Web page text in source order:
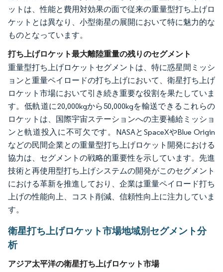
ットは、性能と費用対効果の面で従来の重量型打ち上げロ
ケットとは異なり、小型衛星の展開において特に魅力的な
ものとなっています。
打ち上げロケット最大離陸重量の残りのセグメント
重量型打ち上げロケットセグメントは、特に惑星間ミッシ
ョンと重量ペイロードの打ち上げにおいて、衛星打ち上げ
ロケット市場において引き続き重要な役割を果たしていま
す。低軌道に20,000kgから50,000kgを輸送できるこれらの
ロケットは、国際宇宙ステーションへの主要補給ミッショ
ンと軌道投入に不可欠です。NASAとSpaceXやBlue Origin
などの民間企業との重量型打ち上げロケット開発における
協力は、セグメントの戦略的重要性を示しています。先進
技術と再使用型打ち上げシステムの開発がこのセグメント
における革新を推進しており、企業は重量ペイロード打ち
上げの性能向上、コスト削減、信頼性向上に注力していま
す。
衛星打ち上げロケット市場地域別セグメント分
析
アジア太平洋の衛星打ち上げロケット市場